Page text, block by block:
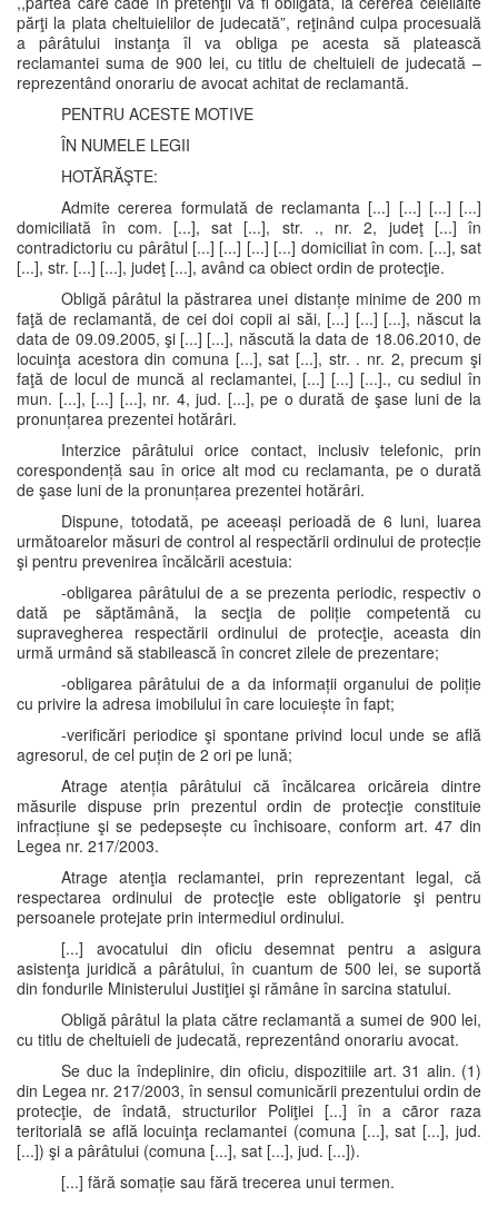
părţi la plata cheltuielilor de judecată”, reţinând culpa procesuală
a pârâtului instanţa îl va obliga pe acesta să platească
reclamantei suma de 900 lei, cu titlu de cheltuieli de judecată –
reprezentând onorariu de avocat achitat de reclamantă.
PENTRU ACESTE MOTIVE
ÎN NUMELE LEGII
HOTĂRĂŞTE:
Admite cererea formulată de reclamanta [...] [...] [...] [...]
domiciliată în com. [...], sat [...], str. ., nr. 2, judeţ [...] în
contradictoriu cu pârâtul [...] [...] [...] [...] domiciliat în com. [...], sat
[...], str. [...] [...], judeţ [...], având ca obiect ordin de protecţie.
Obligă pârâtul la păstrarea unei distanțe minime de 200 m
faţă de reclamantă, de cei doi copii ai săi, [...] [...] [...], născut la
data de 09.09.2005, şi [...] [...], născută la data de 18.06.2010, de
locuinţa acestora din comuna [...], sat [...], str. . nr. 2, precum şi
faţă de locul de muncă al reclamantei, [...] [...] [...]., cu sediul în
mun. [...], [...] [...], nr. 4, jud. [...], pe o durată de şase luni de la
pronunțarea prezentei hotărâri.
Interzice pârâtului orice contact, inclusiv telefonic, prin
corespondență sau în orice alt mod cu reclamanta, pe o durată
de şase luni de la pronunțarea prezentei hotărâri.
Dispune, totodată, pe aceeași perioadă de 6 luni, luarea
următoarelor măsuri de control al respectării ordinului de protecție
şi pentru prevenirea încălcării acestuia:
-obligarea pârâtului de a se prezenta periodic, respectiv o
dată pe săptămână, la secţia de poliție competentă cu
supravegherea respectării ordinului de protecţie, aceasta din
urmă urmând să stabilească în concret zilele de prezentare;
-obligarea pârâtului de a da informații organului de poliție
cu privire la adresa imobilului în care locuiește în fapt;
-verificări periodice şi spontane privind locul unde se află
agresorul, de cel puțin de 2 ori pe lună;
Atrage atenția pârâtului că încălcarea oricăreia dintre
măsurile dispuse prin prezentul ordin de protecţie constituie
infracțiune şi se pedepsește cu închisoare, conform art. 47 din
Legea nr. 217/2003.
Atrage atenţia reclamantei, prin reprezentant legal, că
respectarea ordinului de protecţie este obligatorie şi pentru
persoanele protejate prin intermediul ordinului.
[...] avocatului din oficiu desemnat pentru a asigura
asistenţa juridică a pârâtului, în cuantum de 500 lei, se suportă
din fondurile Ministerului Justiţiei şi rămâne în sarcina statului.
Obligă pârâtul la plata către reclamantă a sumei de 900 lei,
cu titlu de cheltuieli de judecată, reprezentând onorariu avocat.
Se duc la îndeplinire, din oficiu, dispozitiile art. 31 alin. (1)
din Legea nr. 217/2003, în sensul comunicării prezentului ordin de
protecţie, de îndatã, structurilor Poliţiei [...] în a cãror raza
teritorialã se află locuinţa reclamantei (comuna [...], sat [...], jud.
[...]) şi a pârâtului (comuna [...], sat [...], jud. [...]).
[...] fără somație sau fără trecerea unui termen.